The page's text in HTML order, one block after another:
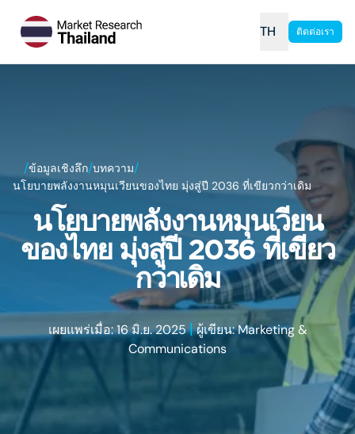
TH ติดต่อเรา
/ข้อมูลเชิงลึก/บทความ/
นโยบายพลังงานหมุนเวียนของไทย มุ่งสู่ปี 2036 ที่เขียวกว่าเดิม
นโยบายพลังงานหมุนเวียน
ของไทย มุ่งสู่ปี 2036 ที่เขียว
กว่าเดิม
เผยแพร่เมื่อ: 16 มิ.ย. 2025|ผู้เขียน: Marketing &
Communications